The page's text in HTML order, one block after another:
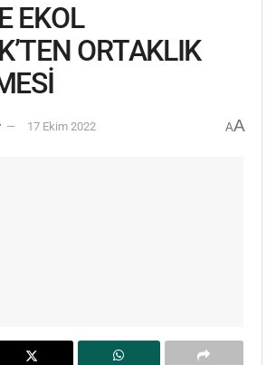
EKOL
ORTAKLIK
17 Ekim 2022 AA